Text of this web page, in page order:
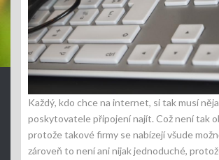
Každý, kdo chce na internet, si tak musí
poskytovatele připojení najít. Což není tak
protože takové firmy se nabízejí všude
zároveň to není ani nijak jednoduché,